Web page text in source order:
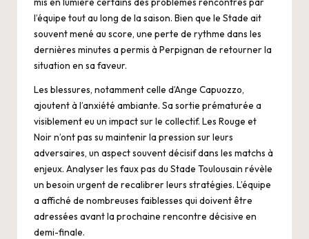
l’équipe tout au long de la saison. Bien que le Stade ait
souvent mené au score, une perte de rythme dans les
dernières minutes a permis à Perpignan de retourner la
situation en sa faveur.
Les blessures, notamment celle d’Ange Capuozzo,
ajoutent à l’anxiété ambiante. Sa sortie prématurée a
visiblement eu un impact sur le collectif. Les Rouge et
Noir n’ont pas su maintenir la pression sur leurs
adversaires, un aspect souvent décisif dans les matchs à
enjeux. Analyser les faux pas du Stade Toulousain révèle
un besoin urgent de recalibrer leurs stratégies. L’équipe
a affiché de nombreuses faiblesses qui doivent être
adressées avant la prochaine rencontre décisive en
demi-finale.